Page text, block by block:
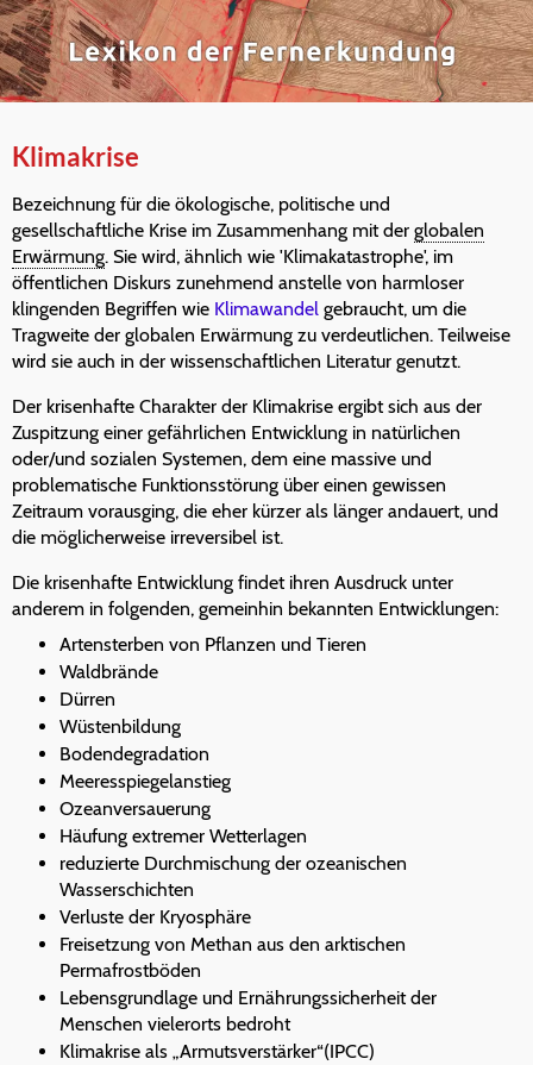
Klimakrise
Bezeichnung für die ökologische, politische und
gesellschaftliche Krise im Zusammenhang mit der globalen
Erwärmung. Sie wird, ähnlich wie 'Klimakatastrophe', im
öffentlichen Diskurs zunehmend anstelle von harmloser
klingenden Begriffen wie Klimawandel gebraucht, um die
Tragweite der globalen Erwärmung zu verdeutlichen. Teilweise
wird sie auch in der wissenschaftlichen Literatur genutzt.
Der krisenhafte Charakter der Klimakrise ergibt sich aus der
Zuspitzung einer gefährlichen Entwicklung in natürlichen
oder/und sozialen Systemen, dem eine massive und
problematische Funktionsstörung über einen gewissen
Zeitraum vorausging, die eher kürzer als länger andauert, und
die möglicherweise irreversibel ist.
Die krisenhafte Entwicklung findet ihren Ausdruck unter
anderem in folgenden, gemeinhin bekannten Entwicklungen:
Artensterben von Pflanzen und Tieren
Waldbrände
Dürren
Wüstenbildung
Bodendegradation
Meeresspiegelanstieg
Ozeanversauerung
Häufung extremer Wetterlagen
reduzierte Durchmischung der ozeanischen
Wasserschichten
Verluste der Kryosphäre
Freisetzung von Methan aus den arktischen
Permafrostböden
Lebensgrundlage und Ernährungssicherheit der
Menschen vielerorts bedroht
Klimakrise als „Armutsverstärker“(IPCC)